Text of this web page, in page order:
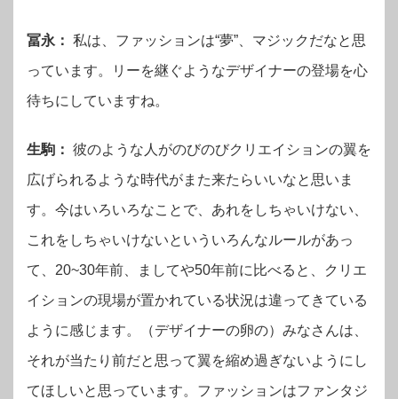
冨永： 私は、ファッションは“夢”、マジックだなと思
っています。リーを継ぐようなデザイナーの登場を心
待ちにしていますね。
生駒： 彼のような人がのびのびクリエイションの翼を
広げられるような時代がまた来たらいいなと思いま
す。今はいろいろなことで、あれをしちゃいけない、
これをしちゃいけないといういろんなルールがあっ
て、20~30年前、ましてや50年前に比べると、クリエ
イションの現場が置かれている状況は違ってきている
ように感じます。（デザイナーの卵の）みなさんは、
それが当たり前だと思って翼を縮め過ぎないようにし
てほしいと思っています。ファッションはファンタジ